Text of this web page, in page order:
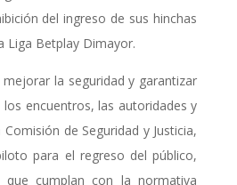
del ingreso de sus hinchas
Liga Betplay Dimayor.
la seguridad y garantizar
encuentros, las autoridades y
de Seguridad y Justicia,
para el regreso del público,
que cumplan con la normativa